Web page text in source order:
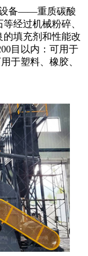
设备——重质碳酸
经过机械粉碎、
填充剂和性能改
目以内：可用于
于塑料、橡胶、